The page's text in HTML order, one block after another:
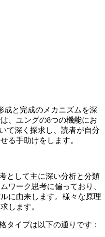
成と完成のメカニズムを深
、ユングの8つの機能にお
て深く探求し、読者が自分
る手助けをします。
として主に深い分析と分類
ワーク思考に偏っており、
に由来します。様々な原理
します。
タイプは以下の通りです：